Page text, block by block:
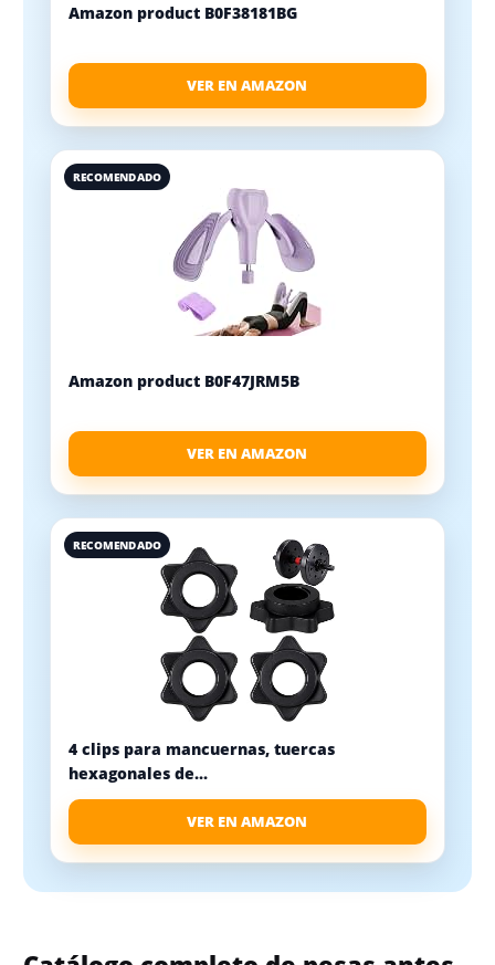
Amazon product B0F38181BG
VER EN AMAZON
RECOMENDADO
Amazon product B0F47JRM5B
VER EN AMAZON
RECOMENDADO
4 clips para mancuernas, tuercas
hexagonales de...
VER EN AMAZON